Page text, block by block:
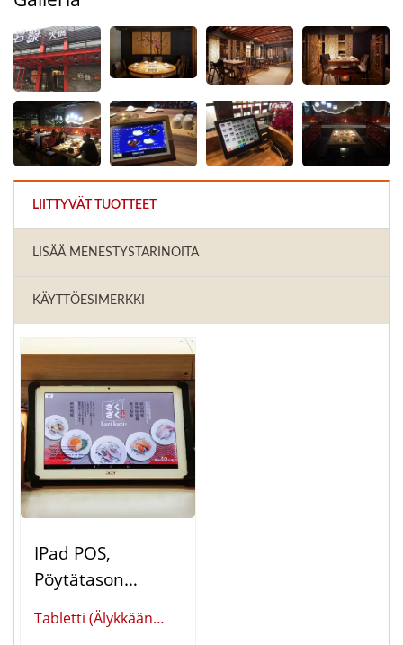
LIITTYVÄT TUOTTEET
LISÄÄ MENESTYSTARINOITA
KÄYTTÖESIMERKKI
IPad POS,
Pöytätason
Tilaaminen
(Pöytätilaussystee
Tabletti (Älykkään